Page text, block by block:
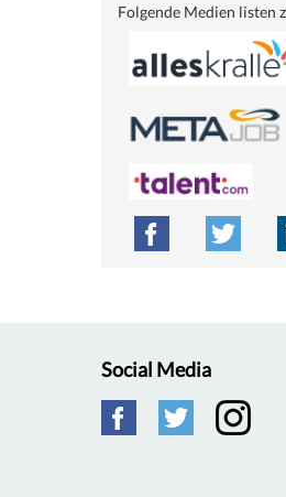
Folgende Medien listen
Social Media